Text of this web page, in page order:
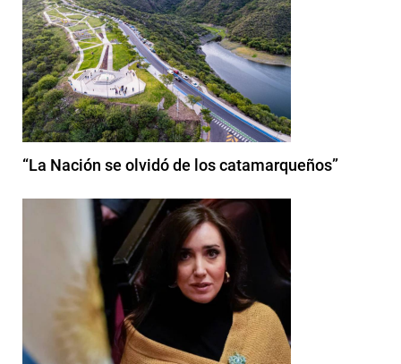
“La Nación se olvidó de los catamarqueños”